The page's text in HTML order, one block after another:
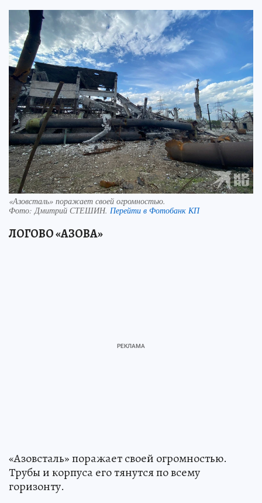
«Азовсталь» поражает своей огромностью.
Фото:Дмитрий СТЕШИН. Перейти в Фотобанк КП
ЛОГОВО «АЗОВА»
«Азовсталь» поражает своей огромностью.
Трубы и корпуса его тянутся по всему
горизонту.